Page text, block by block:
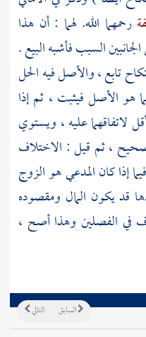
رحمهما الله. لهما : أن هذا
السبب فأشبه البيع .
تابع ، والأصل فيه الحل
هو الأصل فيثبت ، ثم إذا
لاتفاقهما عليه ، ويستوي
، ثم قيل : الاختلاف
إذا كان المدعي هو الزوج
قد يكون المال ومقصوده
في الفصلين وهذا أصح ،
التالي السابق